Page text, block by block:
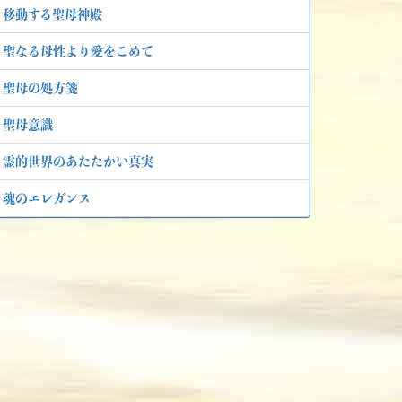
移動する聖母神殿
聖なる母性より愛をこめて
聖母の処方箋
聖母意識
霊的世界のあたたかい真実
魂のエレガンス